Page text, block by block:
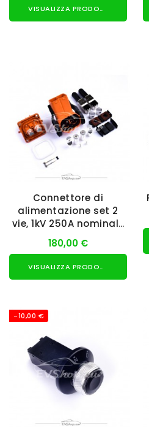
VISUALIZZA PRODOTTO
Connettore di
alimentazione set 2
vie, 1kV 250A nominale
35mm²
180,00 €
VISUALIZZA PRODOTTO
-10,00 €